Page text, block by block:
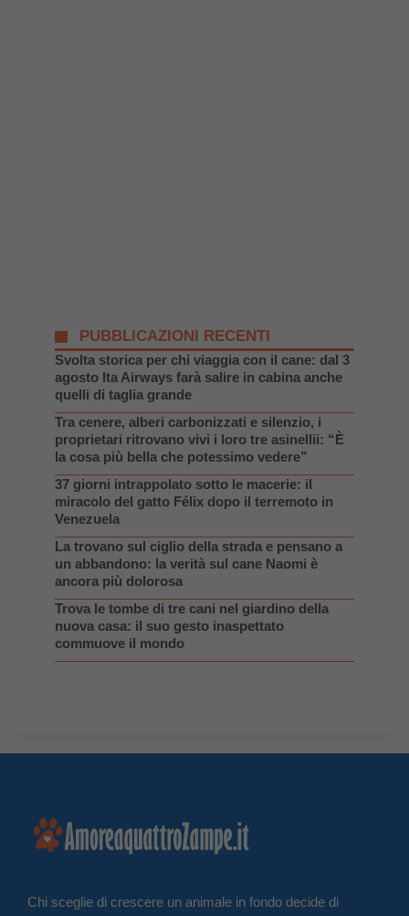
PUBBLICAZIONI RECENTI
Svolta storica per chi viaggia con il cane: dal 3
agosto Ita Airways farà salire in cabina anche
quelli di taglia grande
Tra cenere, alberi carbonizzati e silenzio, i
proprietari ritrovano vivi i loro tre asinellii: “È
la cosa più bella che potessimo vedere”
37 giorni intrappolato sotto le macerie: il
miracolo del gatto Félix dopo il terremoto in
Venezuela
La trovano sul ciglio della strada e pensano a
un abbandono: la verità sul cane Naomi è
ancora più dolorosa
Trova le tombe di tre cani nel giardino della
nuova casa: il suo gesto inaspettato
commuove il mondo
Chi sceglie di crescere un animale in fondo decide di